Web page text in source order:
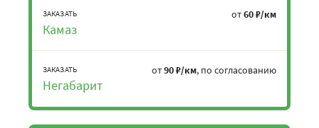
ЗАКАЗАТЬ
Камаз
от60 ₽/км
ЗАКАЗАТЬ
Негабарит
от90 ₽/км, по согласованию